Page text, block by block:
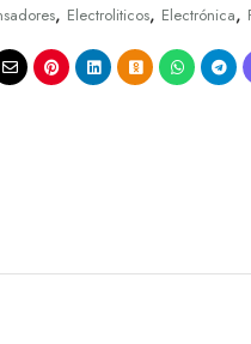
, Electroliticos, Electrónica,